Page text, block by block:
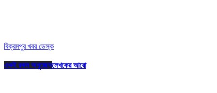
বিক্রমপুর খবর ডেস্ক
একই রকম অনুচ্ছেদলেখকের আরো